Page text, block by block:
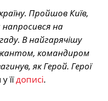
Пройшов Київ,
на
В найгарячішу
командиром
як Герой. Герої
їїдописі.